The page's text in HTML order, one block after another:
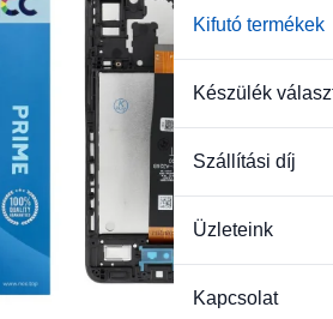
Kifutó termékek
Készülék
Szállítási díj
Üzleteink
Kapcsolat